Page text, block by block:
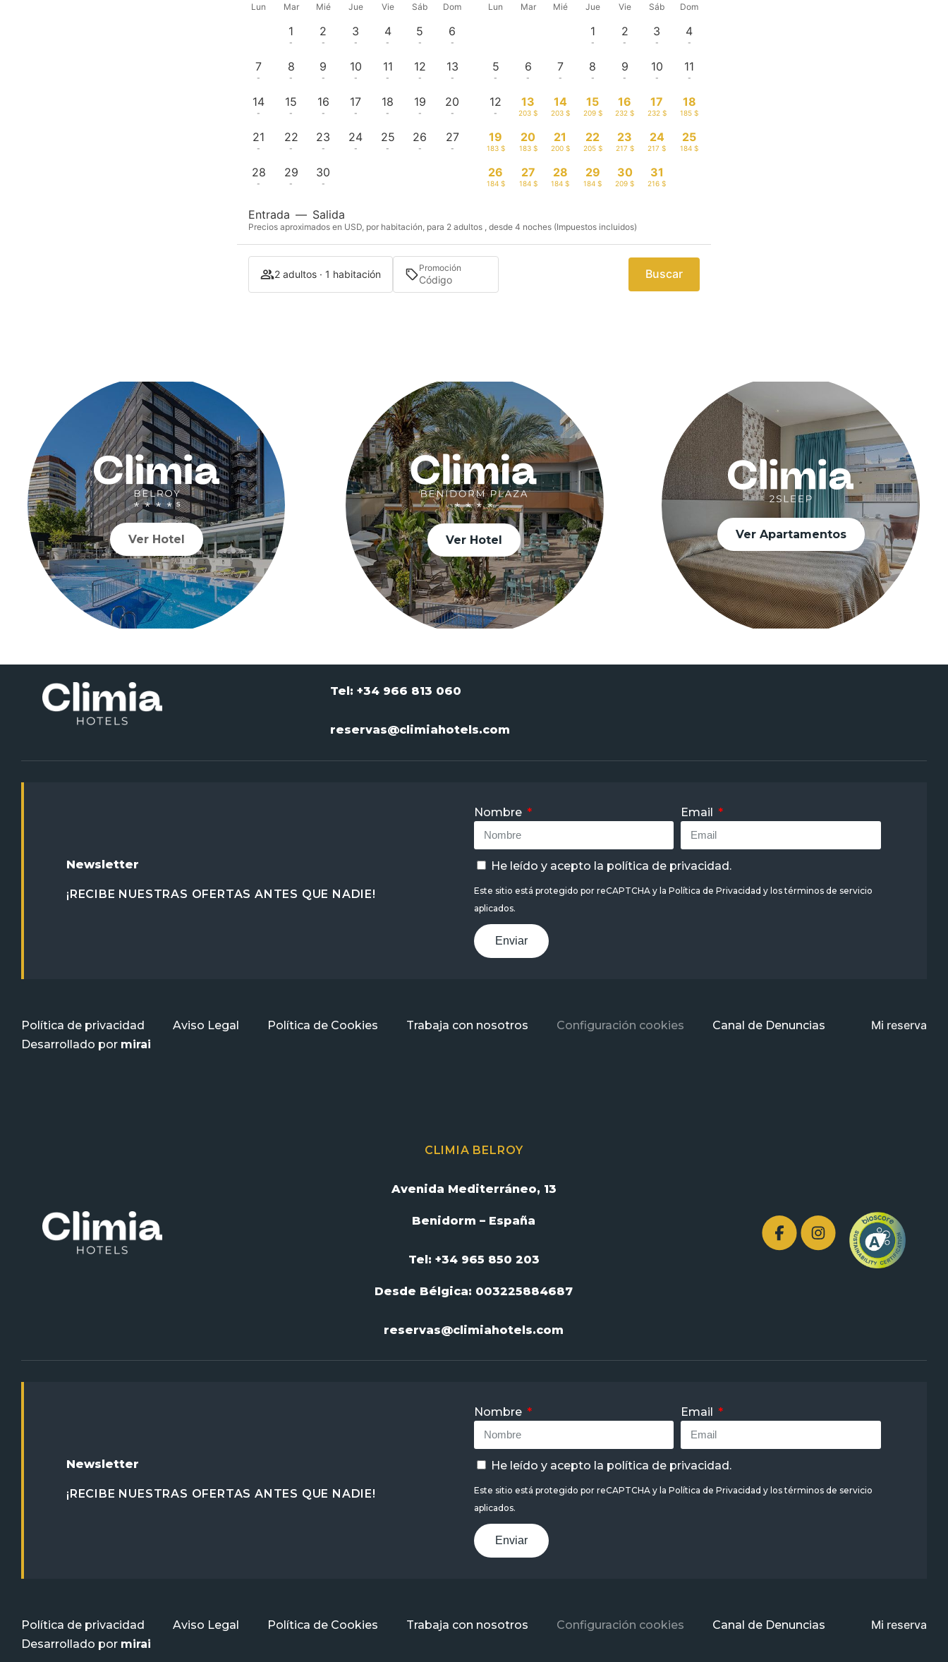
Lun Mar Mié Jue Vie Sáb Dom
1
-
2
-
3
-
4
-
5
-
6
-
7
-
8
-
9
-
10
-
11
-
12
-
13
-
14
-
15
-
16
-
17
-
18
-
19
-
20
-
21
-
22
-
23
-
24
-
25
-
26
-
27
-
28
-
29
-
30
-
Lun Mar Mié Jue Vie Sáb Dom
1
-
2
-
3
-
4
-
5
-
6
-
7
-
8
-
9
-
10
-
11
-
12
-
13
203 $
14
203 $
15
209 $
16
232 $
17
232 $
18
185 $
19
183 $
20
183 $
21
200 $
22
205 $
23
217 $
24
217 $
25
184 $
26
184 $
27
184 $
28
184 $
29
184 $
30
209 $
31
216 $
Entrada — Salida
Precios aproximados en USD, por habitación, para 2 adultos , desde 4 noches (Impuestos incluidos)
2 adultos · 1 habitación Promoción Buscar
Ver Hotel Ver Hotel Ver Apartamentos
Tel: +34 966 813 060
reservas@climiahotels.com
Newsletter
¡RECIBE NUESTRAS OFERTAS ANTES QUE NADIE!
Nombre Email
He leído y acepto la política de privacidad.
Este sitio está protegido por reCAPTCHA y la Política de Privacidad y los términos de servicio
aplicados.
Enviar
Política de privacidad Aviso Legal Política de Cookies Trabaja con nosotros Configuración cookies Canal de Denuncias Mi reserva
Desarrollado por mirai
CLIMIA BELROY
Avenida Mediterráneo, 13
Benidorm – España
Tel: +34 965 850 203
Desde Bélgica: 003225884687
reservas@climiahotels.com
Newsletter
¡RECIBE NUESTRAS OFERTAS ANTES QUE NADIE!
Nombre Email
He leído y acepto la política de privacidad.
Este sitio está protegido por reCAPTCHA y la Política de Privacidad y los términos de servicio
aplicados.
Enviar
Política de privacidad Aviso Legal Política de Cookies Trabaja con nosotros Configuración cookies Canal de Denuncias Mi reserva
Desarrollado por mirai